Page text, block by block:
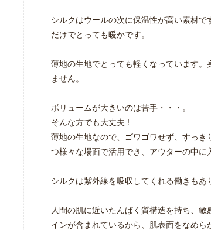
シルクはウールの次に保温性が高い素材
だけでとっても暖かです。
薄地の生地でとっても軽くなっています
ません。
ボリュームが大きいのは苦手・・・。
そんな方でも大丈夫 !
薄地の生地なので、ゴワゴワせず、すっ
つ様々な場面で活用でき、アウターの中に
シルクは紫外線を吸収してくれる働きもあ
人間の肌に近いたんぱく質構造を持ち、
インが含まれているから、肌表面をなめら